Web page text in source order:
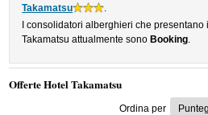
Takamatsu
.
I consolidatori alberghieri che
Takamatsu attualmente sono Booking.
Offerte Hotel Takamatsu
Ordina per